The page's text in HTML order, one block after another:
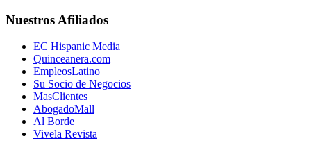
Nuestros Afiliados
EC Hispanic Media
Quinceanera.com
EmpleosLatino
Su Socio de Negocios
MasClientes
AbogadoMall
Al Borde
Vivela Revista